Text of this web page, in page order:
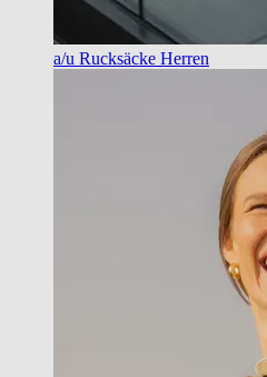
a/u Rucksäcke Herren